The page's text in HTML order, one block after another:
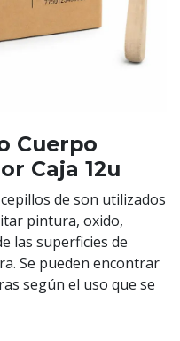
Cuerpo
Caja 12u
de son utilizados
pintura, oxido,
las superficies de
Se pueden encontrar
según el uso que se